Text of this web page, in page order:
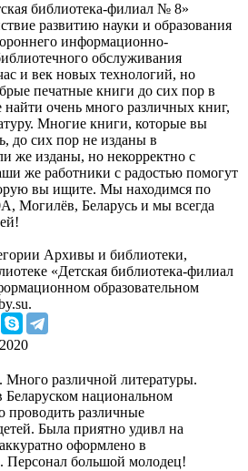
библиотека-филиал № 8»
развитию науки и образования
информационно-
обслуживания
и век новых технологий, но
печатные книги до сих пор в
очень много различных книг,
Многие книги, которые вы
до сих пор не изданы в
же изданы, но некорректно с
же работники с радостью помогут
вы ищите. Мы находимся по
Могилёв, Беларусь и мы всегда
Архивы и библиотеки,
«Детская библиотека-филиал
образовательном
Много различной литературы.
Беларуском национальном
различные
Была приятно удивл на
оформлено в
Персонал большой молодец!